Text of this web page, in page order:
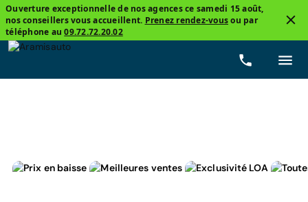
Ouverture exceptionnelle de nos agences ce samedi 15 août,
nos conseillers vous accueillent. Prenez rendez-vousou par
téléphone au09.72.72.20.02
Hybride non-rechargeable